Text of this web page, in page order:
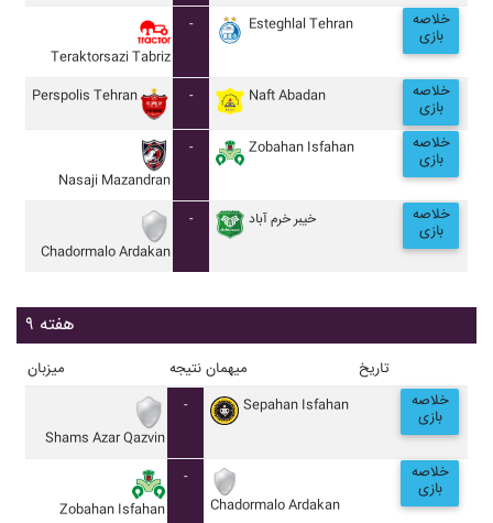
Teraktorsazi Tabriz
- Esteghlal Tehran خلاصه
بازی
Perspolis Tehran - Naft Abadan خلاصه
بازی
Nasaji Mazandran
- Zobahan Isfahan خلاصه
بازی
Chadormalo Ardakan
- خيبر خرم آباد خلاصه
بازی
هفته ۹
میزبان نتیجه میهمان تاریخ
Shams Azar Qazvin
- Sepahan Isfahan خلاصه
بازی
Zobahan Isfahan
-
Chadormalo Ardakan
خلاصه
بازی